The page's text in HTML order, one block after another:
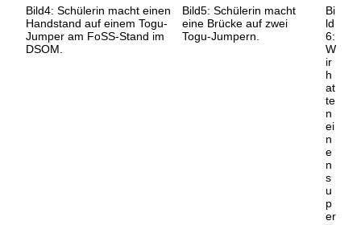
Bild4: Schülerin macht einen
Handstand auf einem Togu-
Jumper am FoSS-Stand im
DSOM.
Bild5: Schülerin macht
eine Brücke auf zwei
Togu-Jumpern.
Bi
ld
6:
W
ir
h
at
te
n
ei
n
e
n
s
u
p
er